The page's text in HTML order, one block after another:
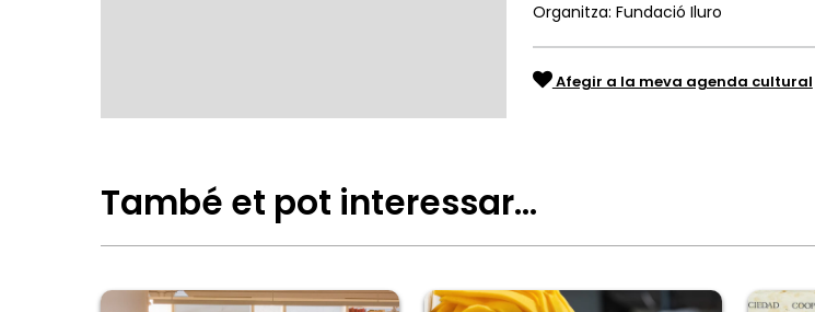
Organitza: Fundació Iluro
Afegir a la meva agenda cultural
També et pot interessar…